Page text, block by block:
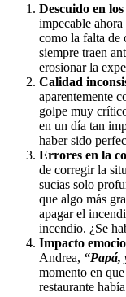
Descuido en
impecable ahora
como la falta de
siempre traen
erosionar la
Calidad
aparentemente
golpe muy
en un día tan
haber sido
Errores en la
de corregir la
sucias solo
que algo más
apagar el
incendio. ¿Se
Impacto
Andrea, “Papá,
momento en
restaurante